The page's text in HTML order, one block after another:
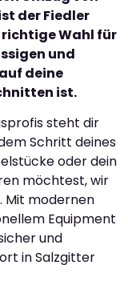
der Fiedler
richtige Wahl für
und
deine
ist.
steht dir
Schritt deines
oder dein
möchtest, wir
Mit modernen
Equipment
und
in Salzgitter